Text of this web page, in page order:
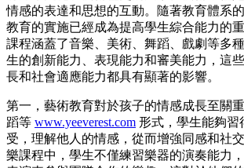
情感的表達和思想的互動。隨著教育體系
教育的實施已經成為提高學生綜合能力的
課程涵蓋了音樂、美術、舞蹈、戲劇等多
生的創新能力、表現能力和審美能力，這
長和社會適應能力都具有顯著的影響。
第一，藝術教育對於孩子的情感成長至關
蹈等 www.yeeverest.com 形式，學生能夠習
受，理解他人的情感，從而增強同感和社
樂課程中，學生不僅練習樂器的演奏能力